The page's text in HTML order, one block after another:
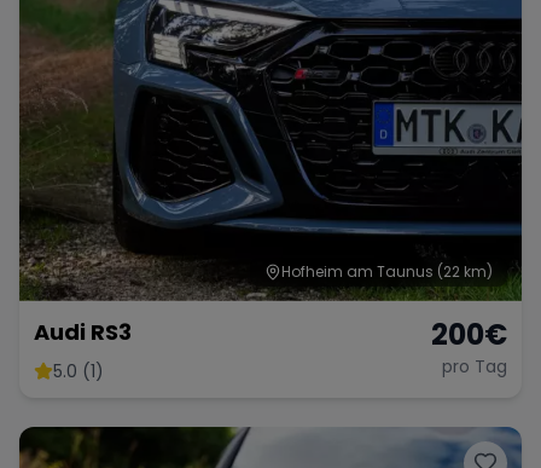
Hofheim am Taunus (22 km)
Audi RS3
5.0 (1)
200€
pro Tag